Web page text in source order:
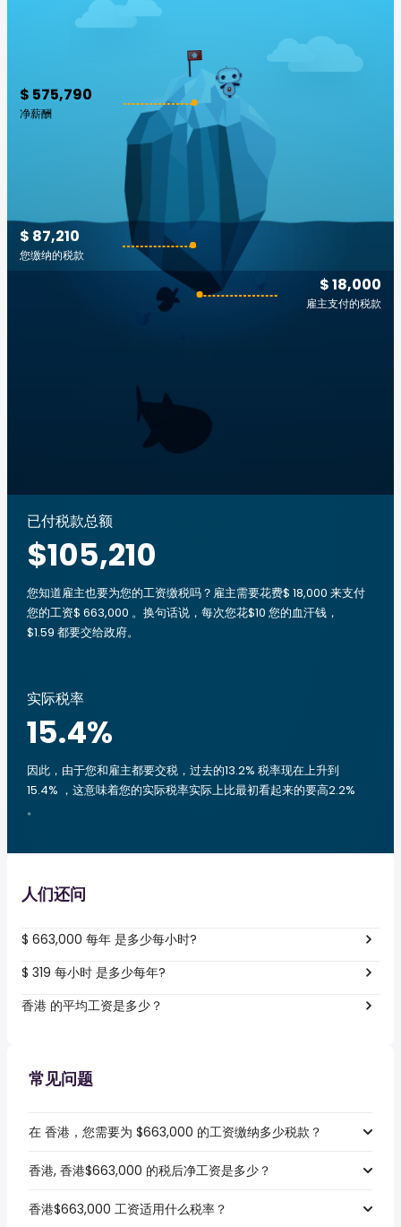
$ 575,790
净薪酬
$ 18,000
雇主支付的税款
$ 87,210
您缴纳的税款
已付税款总额
$105,210
您知道雇主也要为您的工资缴税吗？雇主需要花费$ 18,000 来支付
您的工资$ 663,000 。换句话说，每次您花$10 您的血汗钱，
$1.59 都要交给政府。
实际税率
15.4%
因此，由于您和雇主都要交税，过去的13.2% 税率现在上升到
15.4% ，这意味着您的实际税率实际上比最初看起来的要高2.2%
。
人们还问
$ 663,000 每年 是多少每小时?
$ 319 每小时 是多少每年?
香港 的平均工资是多少？
常见问题
在 香港，您需要为 $663,000 的工资缴纳多少税款？
香港, 香港$663,000 的税后净工资是多少？
香港$663,000 工资适用什么税率？